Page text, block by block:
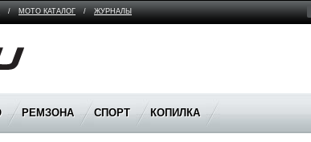
/ МОТО КАТАЛОГ / ЖУРНАЛЫ
РЕМЗОНА СПОРТ КОПИЛКА